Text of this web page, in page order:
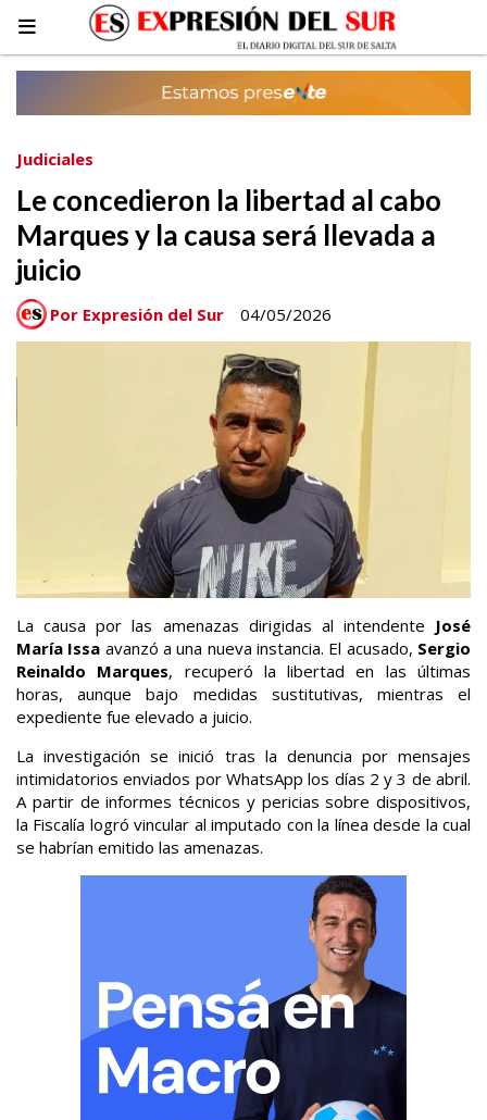
Le concedieron la libertad al cabo
Marques y la causa será llevada a
juicio
Judiciales
04/05/2026
Por Expresión del Sur
La causa por las amenazas dirigidas al intendente José
María Issa avanzó a una nueva instancia. El acusado, Sergio
Reinaldo Marques, recuperó la libertad en las últimas
horas, aunque bajo medidas sustitutivas, mientras el
expediente fue elevado a juicio.
La investigación se inició tras la denuncia por mensajes
intimidatorios enviados por WhatsApp los días 2 y 3 de abril.
A partir de informes técnicos y pericias sobre dispositivos,
la Fiscalía logró vincular al imputado con la línea desde la cual
se habrían emitido las amenazas.